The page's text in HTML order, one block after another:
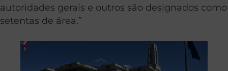
autoridades gerais e outros são designados como
setentas de área.”